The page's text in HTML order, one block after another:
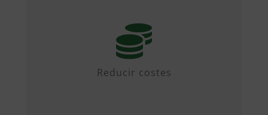
Reducir costes
Mediante iniciativas colaborativas y
diseñando propuestas.